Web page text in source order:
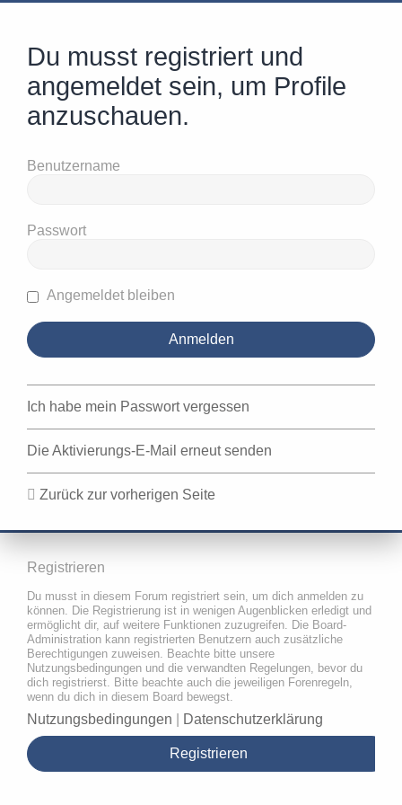
Du musst registriert und
angemeldet sein, um Profile
anzuschauen.
Benutzername
Passwort
Angemeldet bleiben
Ich habe mein Passwort vergessen
Die Aktivierungs-E-Mail erneut senden
Zurück zur vorherigen Seite
Registrieren
Du musst in diesem Forum registriert sein, um dich anmelden zu
können. Die Registrierung ist in wenigen Augenblicken erledigt und
ermöglicht dir, auf weitere Funktionen zuzugreifen. Die Board-
Administration kann registrierten Benutzern auch zusätzliche
Berechtigungen zuweisen. Beachte bitte unsere
Nutzungsbedingungen und die verwandten Regelungen, bevor du
dich registrierst. Bitte beachte auch die jeweiligen Forenregeln,
wenn du dich in diesem Board bewegst.
Nutzungsbedingungen Datenschutzerklärung
Registrieren